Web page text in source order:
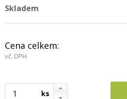
Skladem
Cena celkem:
vč. DPH
ks